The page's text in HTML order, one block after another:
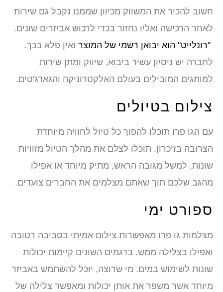
חשוב להכיר את המשווק מכיוון שממנו נקבל גם שירות
לאחר הרכישה ואליו נחזור בכדי לרכוש אביזרים שונים.
"רונלייט" הוא יבואן רשמי של המוצר ואין פלא בכך.
לחברה יש ניסיון עשיר ביבוא, שיווק ומתן שירות
למותגים המובילים בעולם האלקטרוניקה והגאדג'טים.
צילום בטיולים
עם הגו פרו תוכלו להפוך כל טיול לחוויה מיוחדת
הצרובה בזיכרון. תוכלו לצלם את מהלך הטיול מזוויות
שונות, למשל מגובה הראש, מתיק מיוחד או אפילו
מהגב שלכם תוך שאתם מצלמים את החברים צועדים.
ספורט ימי
מצלמות גו פרו מאפשרות צילום אמיתי בסביבה רטובה
ואפילו בצלילה ממש. בדגמים השונים קיימות יכולות
שונות לשימוש במים. מי שרוצה, יוכל להשתמש באביזר
מיוחד אשר משפר את אותן יכולות ומאפשר צלילה של